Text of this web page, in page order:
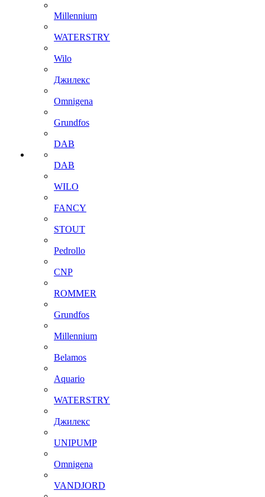
Millennium
WATERSTRY
Wilo
Джилекс
Omnigena
Grundfos
DAB
DAB
WILO
FANCY
STOUT
Pedrollo
CNP
ROMMER
Grundfos
Millennium
Belamos
Aquario
WATERSTRY
Джилекс
UNIPUMP
Omnigena
VANDJORD